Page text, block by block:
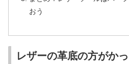
おう
レザーの革底の方がか